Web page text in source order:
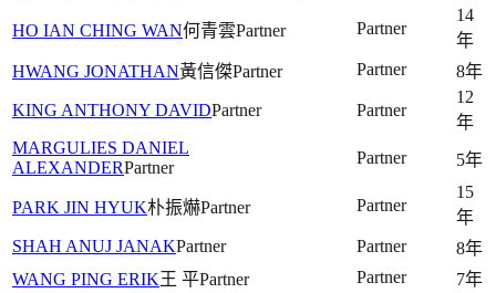
HO IAN CHING WAN何青雲Partner Partner
14
年
HWANG JONATHAN黃信傑Partner Partner 8年
KING ANTHONY DAVIDPartner Partner
12
年
MARGULIES DANIEL
ALEXANDERPartner
Partner 5年
PARK JIN HYUK朴振爀Partner Partner
15
年
SHAH ANUJ JANAKPartner Partner
8年
WANG PING ERIK王 平Partner Partner
7年